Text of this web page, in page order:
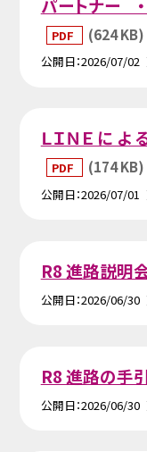
PDF (624 KB)
公開日 2026/07/02
ＬＩＮＥ に
PDF (174 KB)
公開日 2026/07/01
R8 進路説明
公開日 2026/06/30
R8 進路の手
公開日 2026/06/30